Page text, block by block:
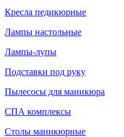
Кресла педикюрные
Лампы настольные
Лампы-лупы
Подставки под руку
Пылесосы для маникюра
СПА комплексы
Столы маникюрные